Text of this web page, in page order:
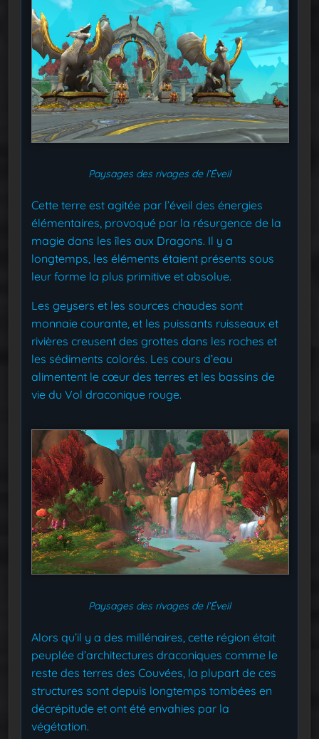
Paysages des rivages de l’Éveil
Cette terre est agitée par l’éveil des énergies
élémentaires, provoqué par la résurgence de la
magie dans les îles aux Dragons. Il y a
longtemps, les éléments étaient présents sous
leur forme la plus primitive et absolue.
Les geysers et les sources chaudes sont
monnaie courante, et les puissants ruisseaux et
rivières creusent des grottes dans les roches et
les sédiments colorés. Les cours d’eau
alimentent le cœur des terres et les bassins de
vie du Vol draconique rouge.
Paysages des rivages de l’Éveil
Alors qu’il y a des millénaires, cette région était
peuplée d’architectures draconiques comme le
reste des terres des Couvées, la plupart de ces
structures sont depuis longtemps tombées en
décrépitude et ont été envahies par la
végétation.